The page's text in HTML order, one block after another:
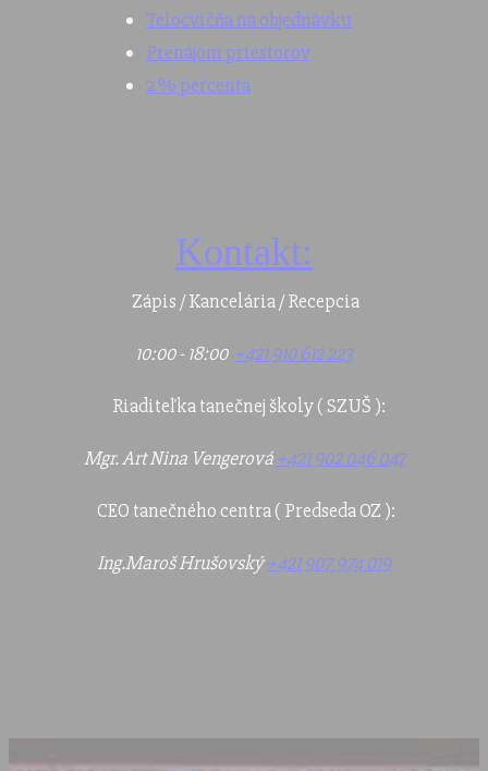
Telocvičňa na objednávku
Prenájom priestorov
2 % percenta
Kontakt:
Zápis / Kancelária / Recepcia
10:00 - 18:00 +421 910 612 223
Riaditeľka tanečnej školy ( SZUŠ ):
Mgr. Art Nina Vengerová +421 902 046 047
CEO tanečného centra ( Predseda OZ ):
Ing.Maroš Hrušovský+421 907 974 019